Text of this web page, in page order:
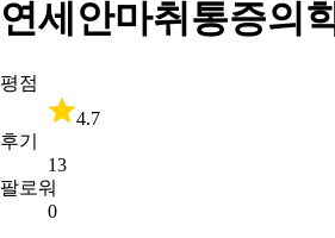
연세안마취통증의
평점
4.7
후기
13
팔로워
0